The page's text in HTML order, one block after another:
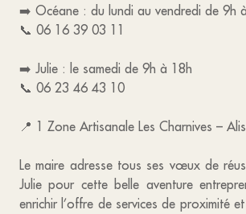
➡️ Océane : du lundi au vendredi de 9h
📞 06 16 39 03 11
➡️ Julie : le samedi de 9h à 18h
📞 06 23 46 43 10
📍 1 Zone Artisanale Les Charnives –
Le maire adresse tous ses vœux de
Julie pour cette belle aventure
enrichir l’offre de services de proximité